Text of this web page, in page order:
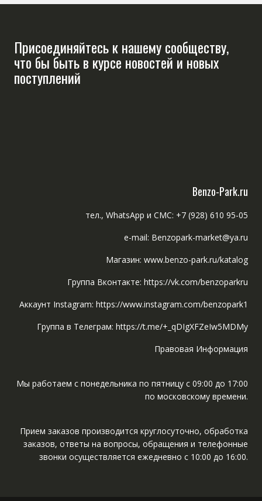
Присоединяйтесь к нашему сообществу,
что бы быть в курсе новостей и новых
поступлений
Benzo-Park.ru
тел., WhatsApp и СМС: +7 (928) 610 95-05
e-mail: Benzopark-market@ya.ru
Магазин: www.benzo-park.ru/katalog
Группа Вконтакте: https://vk.com/benzoparkru
Аккаунт Instagram: https://www.instagram.com/benzopark1
Группа в Телеграм: https://t.me/+_qDIgXFZeIw5MDMy
Правовая Информация
Мы работаем с понедельника по пятницу с 09:00 до 17:00
по московскому времени.
Прием заказов производится круглосуточно, обработка
заказов, ответы на вопросы, обращения и телефонные
звонки осуществляется ежедневно с 10:00 до 16:00.